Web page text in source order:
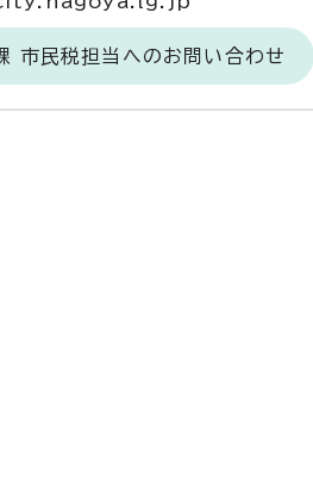
市民税担当へのお問い合わせ